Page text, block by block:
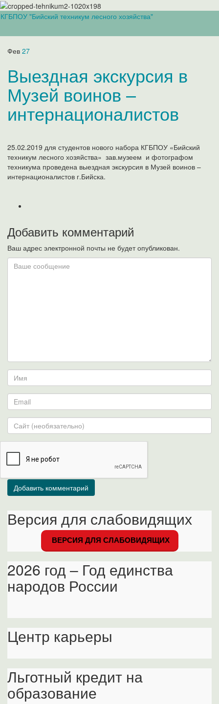
выкл
КГБПОУ "Бийский техникум лесного хозяйства"
Фев 27
Выездная экскурсия в
Музей воинов –
интернационалистов
25.02.2019 для студентов нового набора КГБПОУ «Бийский
техникум лесного хозяйства» зав.музеем и фотографом
техникума проведена выездная экскурсия в Музей воинов –
интернационалистов г.Бийска.
Добавить комментарий
Ваш адрес электронной почты не будет опубликован.
Версия для слабовидящих
ВЕРСИЯ ДЛЯ СЛАБОВИДЯЩИХ
2026 год – Год единства
народов России
Центр карьеры
Льготный кредит на
образование